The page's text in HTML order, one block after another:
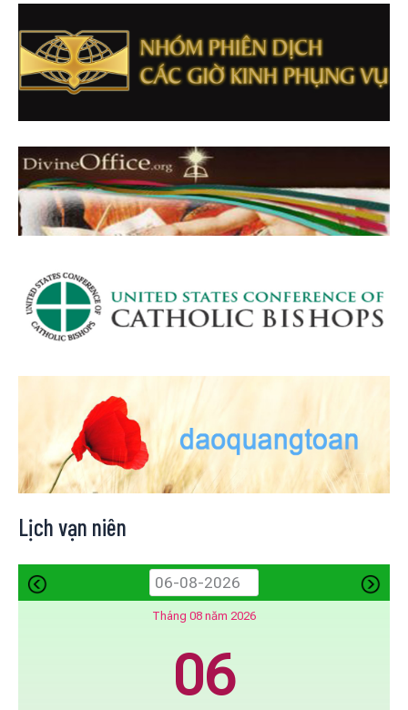
Lịch vạn niên
Tháng 08 năm 2026
06